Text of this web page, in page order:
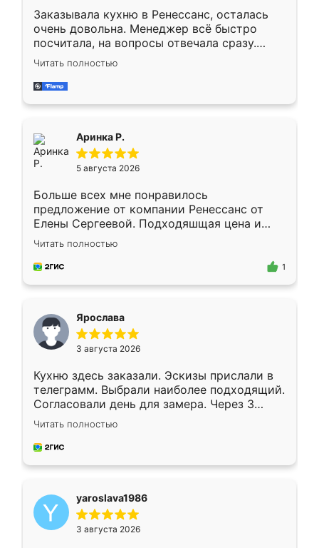
Заказывала кухню в Ренессанс, осталась
очень довольна. Менеджер всё быстро
посчитала, на вопросы отвечала сразу.
Замерщик приехал в субботу, подошёл к
делу со всей ответственностью. Собрали
за день, ребята работали аккуратно, даже
Читать полностью
Аринка Р.
5 августа 2026
Больше всех мне понравилось
предложение от компании Ренессанс от
Елены Сергеевой. Подходяшщая цена и
короткие сроки изготовления. Приехавший
для замера сотрудник Владислав
предложил по моему эскизу самый
Читать полностью
1
Ярослава
3 августа 2026
Кухню здесь заказали. Эскизы прислали в
телеграмм. Выбрали наиболее подходящий.
Согласовали день для замера. Через 3
недели кухня была уже готова. Остались
довольны работой. Спасибо Ренессанс
мебель за качественную работу!
Читать полностью
yaroslava1986
3 августа 2026